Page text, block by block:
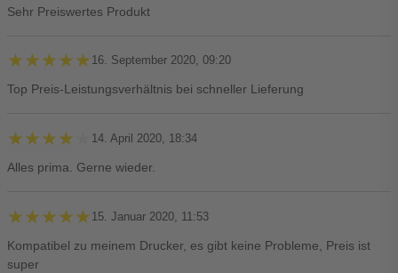
Sehr Preiswertes Produkt
★★★★★
★★★★★ 16. September 2020, 09:20
Top Preis-Leistungsverhältnis bei schneller Lieferung
★★★★★
★★★★★ 14. April 2020, 18:34
Alles prima. Gerne wieder.
★★★★★
★★★★★ 15. Januar 2020, 11:53
Kompatibel zu meinem Drucker, es gibt keine Probleme, Preis ist
super